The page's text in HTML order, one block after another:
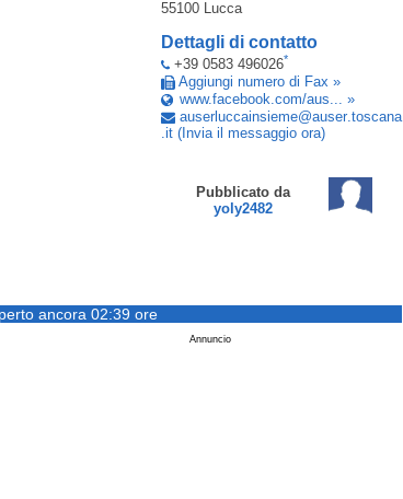
55100 Lucca
Dettagli di contatto
+39 0583 496026*
Aggiungi numero di Fax »
www.facebook.com/aus... »
auserluccainsieme@auser.toscana
.it (Invia il messaggio ora)
Pubblicato da
yoly2482
ancora 02:39 ore
Annuncio